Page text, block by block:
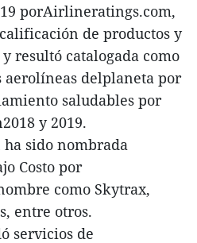
porAirlineratings.com,
de productos y
resultó catalogada como
aerolíneas delplaneta por
saludables por
y 2019.
sido nombrada
Costo por
como Skytrax,
entre otros.
servicios de